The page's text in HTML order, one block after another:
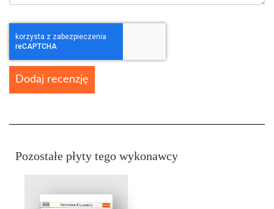
Dodaj recenzję
Pozostałe płyty tego wykonawcy